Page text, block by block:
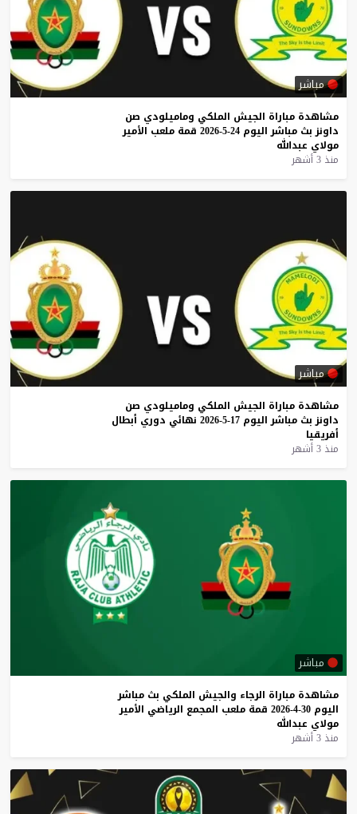
مباشر
مشاهدة مباراة الجيش الملكي وماميلودي صن
داونز بث مباشر اليوم 24-5-2026 قمة ملعب الأمير
مولاي عبدالله
منذ 3 أشهر
مباشر
مشاهدة مباراة الجيش الملكي وماميلودي صن
داونز بث مباشر اليوم 17-5-2026 نهائي دوري أبطال
أفريقيا
منذ 3 أشهر
مباشر
مشاهدة مباراة الرجاء والجيش الملكي بث مباشر
اليوم 30-4-2026 قمة ملعب المجمع الرياضي الأمير
مولاي عبدالله
منذ 3 أشهر